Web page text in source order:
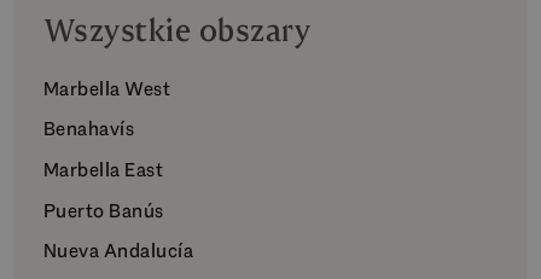
Wszystkie obszary
Marbella West
Benahavís
Marbella East
Puerto Banús
Nueva Andalucía